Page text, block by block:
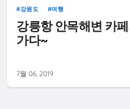
강원도 여행
강릉항 안목해변 카
가다~
7월 06, 2019